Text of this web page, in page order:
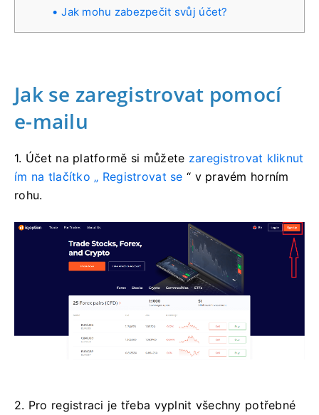
Jak mohu zabezpečit svůj účet?
Jak se zaregistrovat pomocí
e-mailu
1. Účet na platformě si můžete zaregistrovat kliknut
ím na tlačítko „ Registrovat se “ v pravém horním
rohu.
2. Pro registraci je třeba vyplnit všechny potřebné